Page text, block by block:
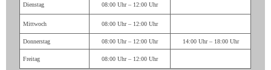
Dienstag 08:00 Uhr – 12:00 Uhr
Mittwoch 08:00 Uhr – 12:00 Uhr
Donnerstag 08:00 Uhr – 12:00 Uhr 14:00 Uhr – 18:00 Uhr
Freitag 08:00 Uhr – 12:00 Uhr